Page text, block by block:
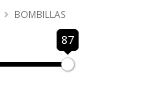
BOMBILLAS
87